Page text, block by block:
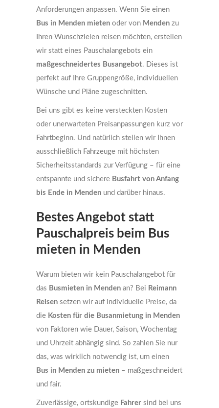
Anforderungen anpassen. Wenn Sie einen
Bus in Menden mieten oder von Menden zu
Ihren Wunschzielen reisen möchten, erstellen
wir statt eines Pauschalangebots ein
maßgeschneidertes Busangebot. Dieses ist
perfekt auf Ihre Gruppengröße, individuellen
Wünsche und Pläne zugeschnitten.
Bei uns gibt es keine versteckten Kosten
oder unerwarteten Preisanpassungen kurz vor
Fahrtbeginn. Und natürlich stellen wir Ihnen
ausschließlich Fahrzeuge mit höchsten
Sicherheitsstandards zur Verfügung – für eine
entspannte und sichere Busfahrt von Anfang
bis Ende in Menden und darüber hinaus.
Bestes Angebot statt
Pauschalpreis beim Bus
mieten in Menden
Warum bieten wir kein Pauschalangebot für
das Busmieten in Menden an? Bei Reimann
Reisen setzen wir auf individuelle Preise, da
die Kosten für die Busanmietung in Menden
von Faktoren wie Dauer, Saison, Wochentag
und Uhrzeit abhängig sind. So zahlen Sie nur
das, was wirklich notwendig ist, um einen
Bus in Menden zu mieten – maßgeschneidert
und fair.
Zuverlässige, ortskundige Fahrer sind bei uns